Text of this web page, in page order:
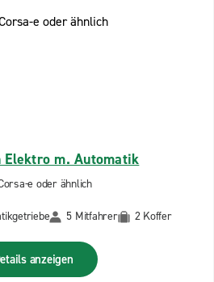
Elektro m. Automatik
e oder ähnlich
5 Mitfahrer 2 Koffer
anzeigen